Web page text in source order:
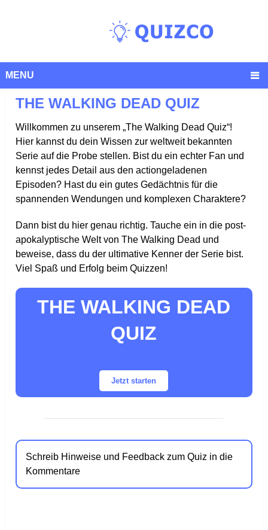
MENU
THE WALKING DEAD QUIZ
Willkommen zu unserem „The Walking Dead Quiz“!
Hier kannst du dein Wissen zur weltweit bekannten
Serie auf die Probe stellen. Bist du ein echter Fan und
kennst jedes Detail aus den actiongeladenen
Episoden? Hast du ein gutes Gedächtnis für die
spannenden Wendungen und komplexen Charaktere?
Dann bist du hier genau richtig. Tauche ein in die post-
apokalyptische Welt von The Walking Dead und
beweise, dass du der ultimative Kenner der Serie bist.
Viel Spaß und Erfolg beim Quizzen!
THE WALKING DEAD
QUIZ
Jetzt starten
Schreib Hinweise und Feedback zum Quiz in die
Kommentare